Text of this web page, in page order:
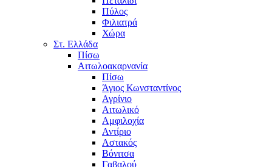
Πύλος
Φιλιατρά
Χώρα
Στ. Ελλάδα
Πίσω
Αιτωλοακαρνανία
Πίσω
Άγιος Κωνσταντίνος
Αγρίνιο
Αιτωλικό
Αμφιλοχία
Αντίριο
Αστακός
Βόνιτσα
Γαβαλού